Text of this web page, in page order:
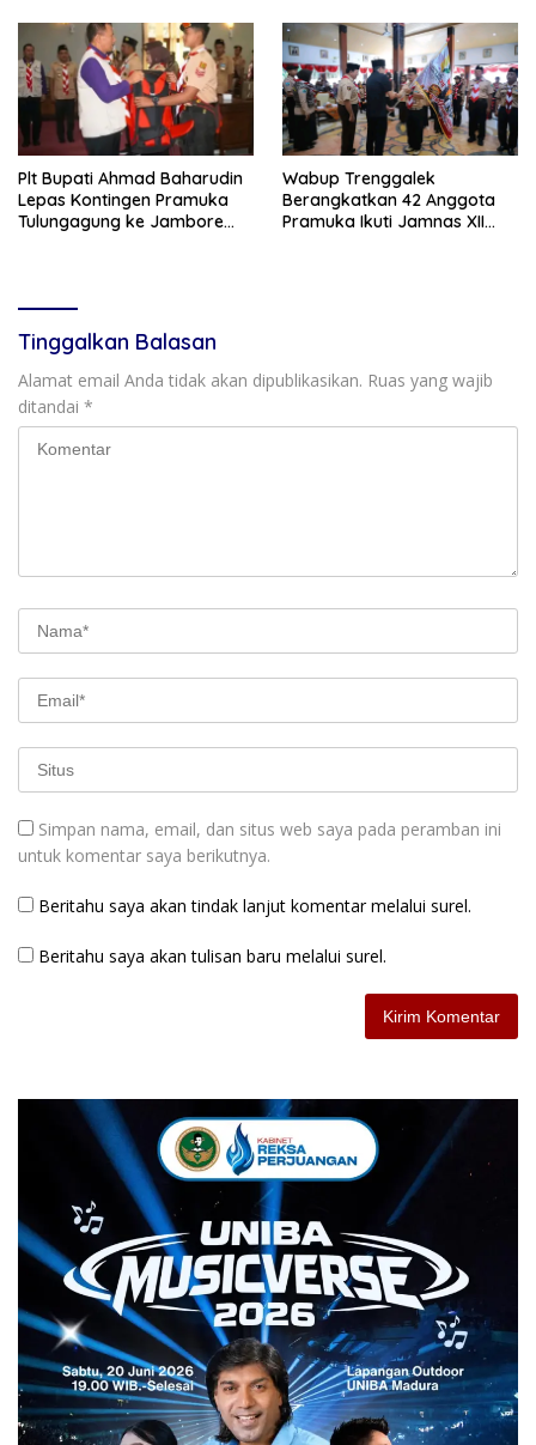
Plt Bupati Ahmad Baharudin
Lepas Kontingen Pramuka
Tulungagung ke Jambore
Wabup Trenggalek
Berangkatkan 42 Anggota
Pramuka Ikuti Jamnas XII
Tinggalkan Balasan
Alamat email Anda tidak akan dipublikasikan. Ruas yang wajib
ditandai *
Simpan nama, email, dan situs web saya pada peramban ini
untuk komentar saya berikutnya.
Beritahu saya akan tindak lanjut komentar melalui surel.
Beritahu saya akan tulisan baru melalui surel.